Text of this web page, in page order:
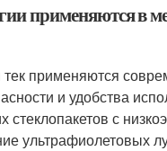
применяются в
применяются
и удобства
стеклопакетов с
ультрафиолетовых